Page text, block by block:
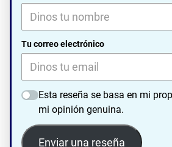
Tu correo electrónico
Esta reseña se basa en mi
mi opinión genuina.
Enviar una reseña